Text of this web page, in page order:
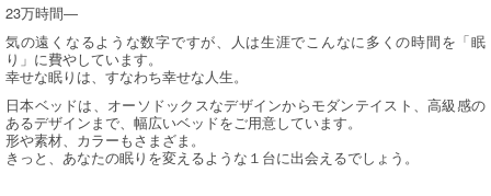
23万時間―
気の遠くなるような数字ですが、人は生涯でこんなに多くの時間を「眠
り」に費やしています。
幸せな眠りは、すなわち幸せな人生。
日本ベッドは、オーソドックスなデザインからモダンテイスト、高級感の
あるデザインまで、幅広いベッドをご用意しています。
形や素材、カラーもさまざま。
きっと、あなたの眠りを変えるような１台に出会えるでしょう。